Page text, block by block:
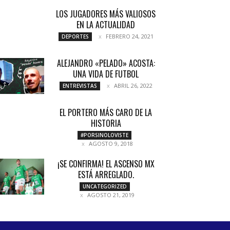
LOS JUGADORES MÁS VALIOSOS
EN LA ACTUALIDAD
DEPORTES FEBRERO 24, 2021
ALEJANDRO «PELADO» ACOSTA:
UNA VIDA DE FUTBOL
ENTREVISTAS ABRIL 26, 2022
EL PORTERO MÁS CARO DE LA
HISTORIA
#PORSINOLOVISTE
AGOSTO 9, 2018
¡SE CONFIRMA! EL ASCENSO MX
ESTÁ ARREGLADO.
UNCATEGORIZED
AGOSTO 21, 2019